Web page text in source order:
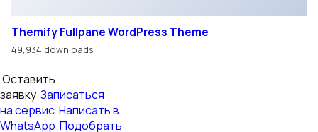
Записаться
на сервис Написать в
WhatsApp Подобрать
Для улучшения работы сайта мы используем файлы
cookie. Вы всегда можете отключить файлы cookie в
настройках браузера.
Хорошо